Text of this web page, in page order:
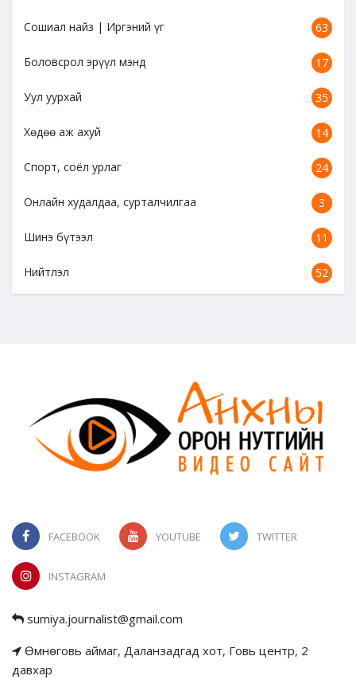
Сошиал найз | Иргэний үг 63
Боловсрол эрүүл мэнд 17
Уул уурхай 35
Хөдөө аж ахуй 14
Спорт, соёл урлаг 24
Онлайн худалдаа, сурталчилгаа 3
Шинэ бүтээл 11
Нийтлэл 52
FACEBOOK YOUTUBE TWITTER
INSTAGRAM
sumiya.journalist@gmail.com
Өмнөговь аймаг, Даланзадгад хот, Говь центр, 2
давхар